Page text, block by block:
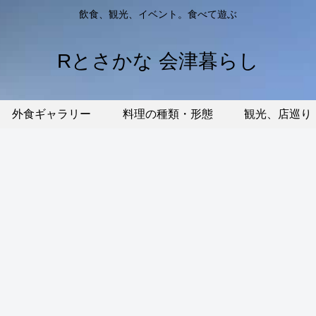
飲食、観光、イベント。食べて遊ぶ
Rとさかな 会津暮らし
外食ギャラリー 料理の種類・形態 観光、店巡り